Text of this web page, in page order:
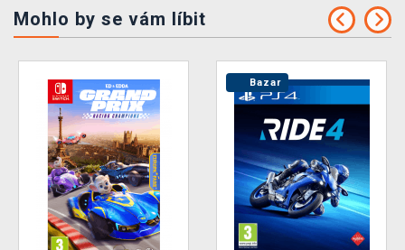
Mohlo by se vám líbit
Bazar